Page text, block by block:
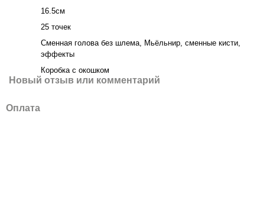
16.5см
25 точек
Сменная голова без шлема, Мьёльнир, сменные кисти,
эффекты
Коробка с окошком
Новый отзыв или комментарий
Оплата